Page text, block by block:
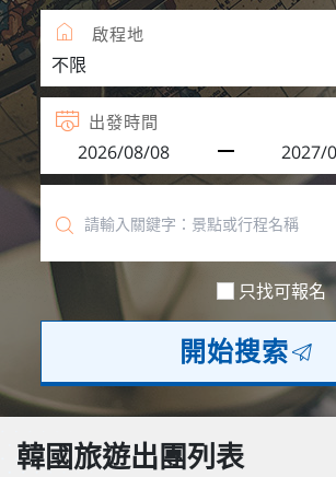
海島假期
韓國
東南亞
美加紐澳
歐洲
啟程地
出發時間
只找可報名
開始搜索
韓國旅遊出團列表